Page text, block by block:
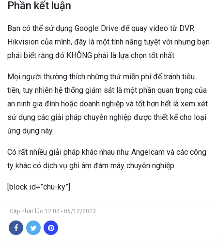
Phần kết luận
Bạn có thể sử dụng Google Drive để quay video từ DVR
Hikvision của mình, đây là một tính năng tuyệt vời nhưng bạn
phải biết rằng đó KHÔNG phải là lựa chọn tốt nhất.
Mọi người thường thích những thứ miễn phí để tránh tiêu
tiền, tuy nhiên hệ thống giám sát là một phần quan trọng của
an ninh gia đình hoặc doanh nghiệp và tốt hơn hết là xem xét
sử dụng các giải pháp chuyên nghiệp được thiết kế cho loại
ứng dụng này.
Có rất nhiều giải pháp khác nhau như Angelcam và các công
ty khác có dịch vụ ghi âm đám mây chuyên nghiệp.
[block id=”chu-ky”]
Cập nhật lúc 12:04 - 06/12/2023